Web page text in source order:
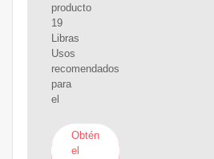
producto
19
Libras
Usos
recomendados
para
el
Obtén
el